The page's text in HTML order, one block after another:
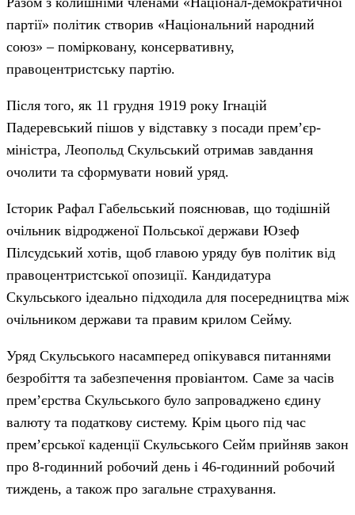
партії» політик створив «Національний народний
союз» – помірковану, консервативну,
правоцентристську партію.
Після того, як 11 грудня 1919 року Ігнацій
Падеревський пішов у відставку з посади прем’єр-
міністра, Леопольд Скульський отримав завдання
очолити та сформувати новий уряд.
Історик Рафал Габельський пояснював, що тодішній
очільник відродженої Польської держави Юзеф
Пілсудський хотів, щоб главою уряду був політик від
правоцентристської опозиції. Кандидатура
Скульського ідеально підходила для посередництва між
очільником держави та правим крилом Сейму.
Уряд Скульського насамперед опікувався питаннями
безробіття та забезпечення провіантом. Саме за часів
прем’єрства Скульського було запроваджено єдину
валюту та податкову систему. Крім цього під час
прем’єрської каденції Скульського Сейм прийняв закон
про 8-годинний робочий день і 46-годинний робочий
тиждень, а також про загальне страхування.